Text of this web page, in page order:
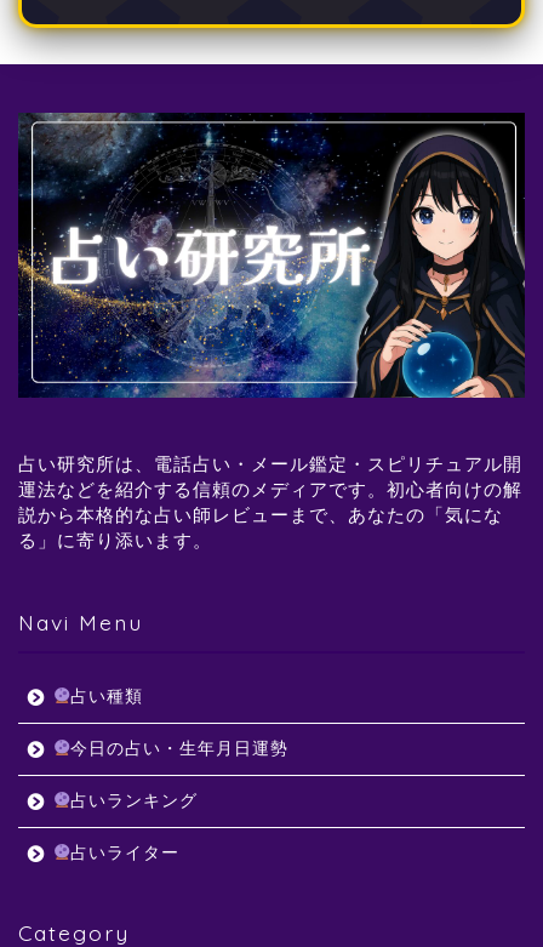
占い研究所は、電話占い・メール鑑定・スピリチュアル開
運法などを紹介する信頼のメディアです。初心者向けの解
説から本格的な占い師レビューまで、あなたの「気にな
る」に寄り添います。
Navi Menu
占い種類
今日の占い・生年月日運勢
占いランキング
占いライター
Category